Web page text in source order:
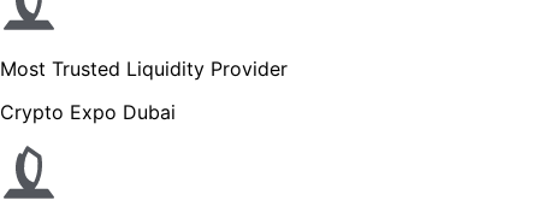
Most Trusted Liquidity Provider
Crypto Expo Dubai